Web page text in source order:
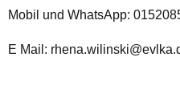
Mobil und WhatsApp:
E Mail: